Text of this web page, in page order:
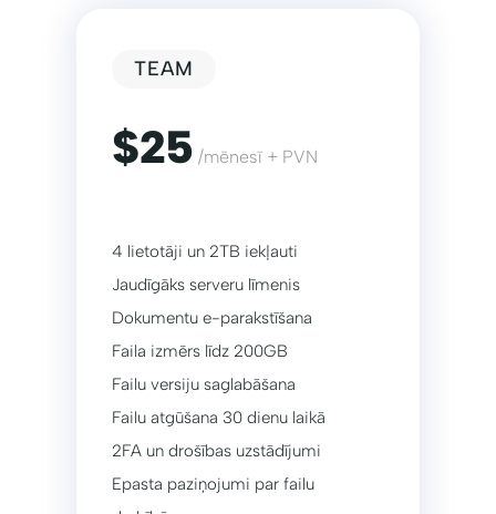
TEAM
$25 /mēnesī + PVN
4 lietotāji un 2TB iekļauti
Jaudīgāks serveru līmenis
Dokumentu e-parakstīšana
Faila izmērs līdz 200GB
Failu versiju saglabāšana
Failu atgūšana 30 dienu laikā
2FA un drošības uzstādījumi
Epasta paziņojumi par failu